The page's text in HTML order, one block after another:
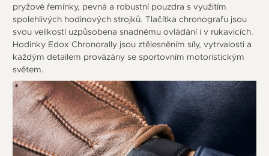
pryžové řemínky, pevná a robustní pouzdra s využitím
spolehlivých hodinových strojků. Tlačítka chronografu jsou
svou velikostí uzpůsobena snadnému ovládání i v rukavicích.
Hodinky Edox Chronorally jsou ztělesněním síly, vytrvalosti a
každým detailem provázány se sportovním motoristickým
světem.